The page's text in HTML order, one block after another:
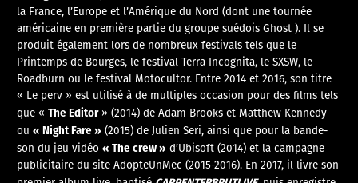
la France, l’Europe et l’Amérique du Nord (dont une tournée
américaine en première partie du groupe suédois Ghost ). Il se
produit également lors de nombreux festivals tels que le
Printemps de Bourges, le festival Terra Incognita, le SXSW, le
Roadburn ou le festival Motocultor. Entre 2014 et 2016, son titre
« Le perv » est utilisé à de multiples occasion pour des films tels
que «The Editor» (2014) de Adam Brooks et Matthew Kennedy
ou« Night Fare » (2015) de Julien Seri, ainsi que pour la bande-
son du jeu vidéo« The crew » d’Ubisoft (2014) et la campagne
publicitaire du site AdopteUnMec (2015-2016). En 2017, il livre son